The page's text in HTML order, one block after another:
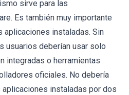
sirve para las
Es también muy importante
aplicaciones instaladas. Sin
usuarios deberían usar solo
integradas o herramientas
oficiales. No debería
aplicaciones instaladas por dos